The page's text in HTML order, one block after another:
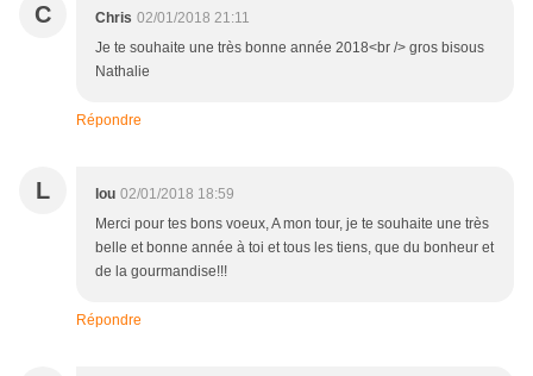
C Chris 02/01/2018 21:11
Je te souhaite une très bonne année 2018<br /> gros bisous
Nathalie
Répondre
L lou 02/01/2018 18:59
Merci pour tes bons voeux, A mon tour, je te souhaite une très
belle et bonne année à toi et tous les tiens, que du bonheur et
de la gourmandise!!!
Répondre